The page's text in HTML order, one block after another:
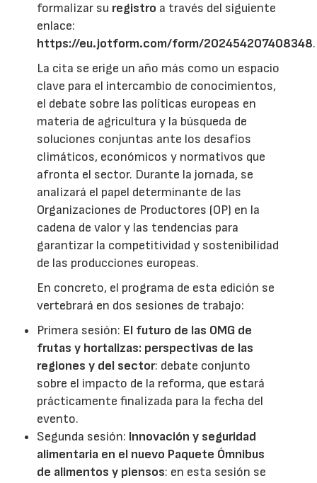
formalizar su registro a través del siguiente
enlace:
https://eu.jotform.com/form/202454207408348.
La cita se erige un año más como un espacio
clave para el intercambio de conocimientos,
el debate sobre las políticas europeas en
materia de agricultura y la búsqueda de
soluciones conjuntas ante los desafíos
climáticos, económicos y normativos que
afronta el sector. Durante la jornada, se
analizará el papel determinante de las
Organizaciones de Productores (OP) en la
cadena de valor y las tendencias para
garantizar la competitividad y sostenibilidad
de las producciones europeas.
En concreto, el programa de esta edición se
vertebrará en dos sesiones de trabajo:
Primera sesión: El futuro de las OMG de
frutas y hortalizas: perspectivas de las
regiones y del sector: debate conjunto
sobre el impacto de la reforma, que estará
prácticamente finalizada para la fecha del
evento.
Segunda sesión: Innovación y seguridad
alimentaria en el nuevo Paquete Ómnibus
de alimentos y piensos: en esta sesión se